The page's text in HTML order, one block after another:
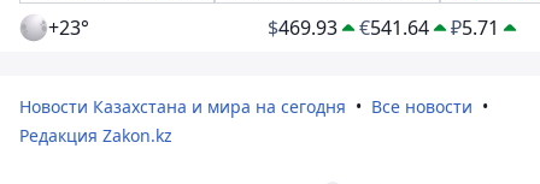
+23° $469.93 €541.64 ₽5.71
Новости Казахстана и мира на сегодня
Все новости
Редакция Zakon.kz